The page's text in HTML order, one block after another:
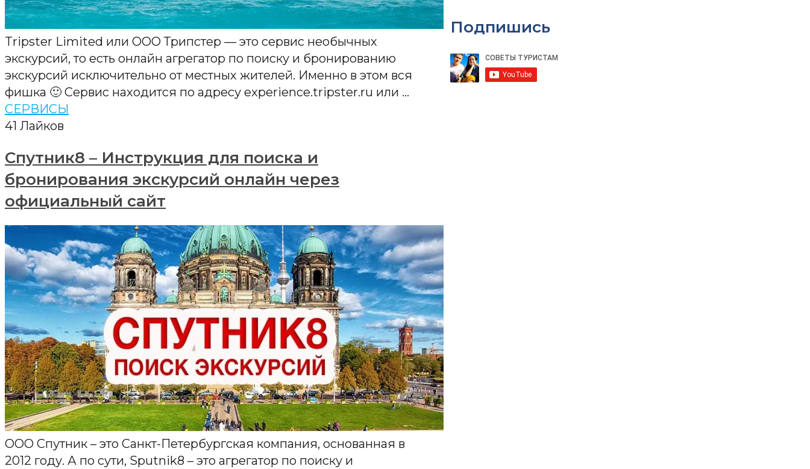
Tripster Limited или ООО Трипстер — это сервис необычных
экскурсий, то есть онлайн агрегатор по поиску и бронированию
экскурсий исключительно от местных жителей. Именно в этом вся
фишка 🙂 Сервис находится по адресу experience.tripster.ru или …
СЕРВИСЫ
41 Лайков
Спутник8 – Инструкция для поиска и
бронирования экскурсий онлайн через
официальный сайт
ООО Спутник – это Санкт-Петербургская компания, основанная в
2012 году. А по сути, Sputnik8 – это агрегатор по поиску и
Подпишись